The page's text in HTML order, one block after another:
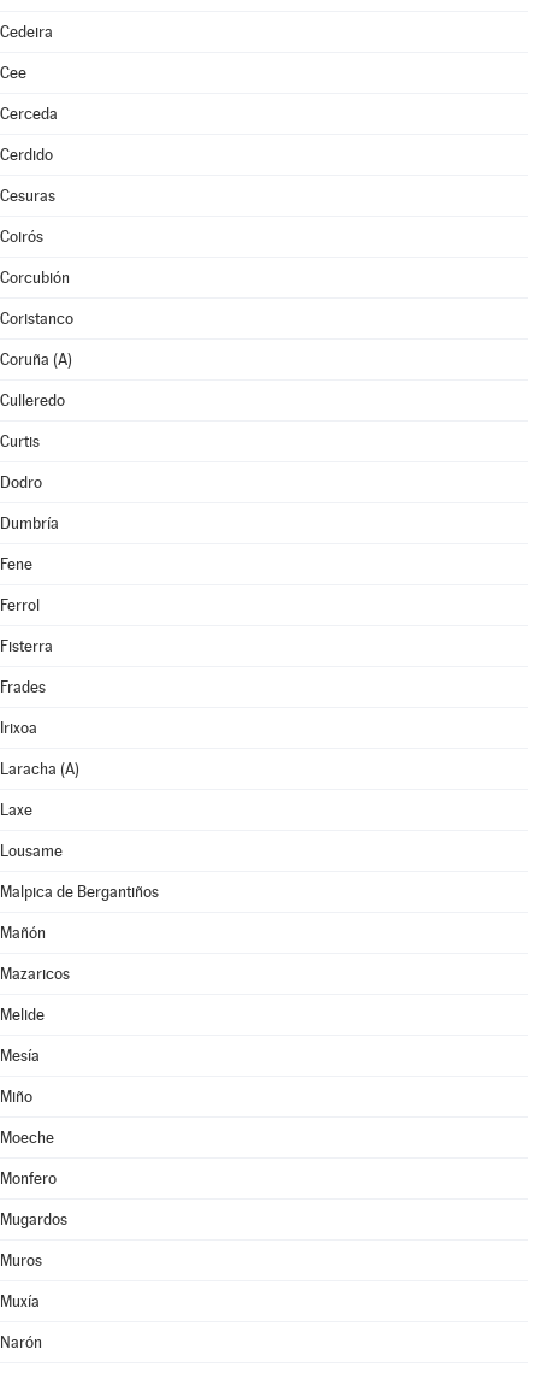
Cedeira
Cee
Cerceda
Cerdido
Cesuras
Coirós
Corcubión
Coristanco
Coruña (A)
Culleredo
Curtis
Dodro
Dumbría
Fene
Ferrol
Fisterra
Frades
Irixoa
Laracha (A)
Laxe
Lousame
Malpica de Bergantiños
Mañón
Mazaricos
Melide
Mesía
Miño
Moeche
Monfero
Mugardos
Muros
Muxía
Narón